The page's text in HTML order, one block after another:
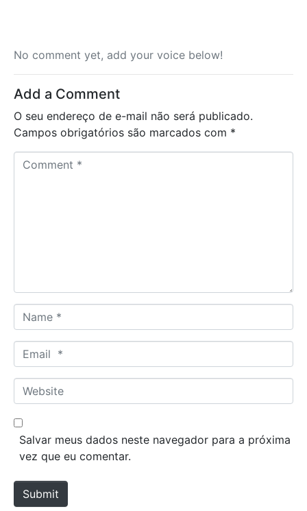
No comment yet, add your voice below!
Add a Comment
O seu endereço de e-mail não será publicado.
Campos obrigatórios são marcados com *
a
m
*
m
a
*
W
e
b
e
Salvar meus dados neste navegador para a próxima
vez que eu comentar.
Submit